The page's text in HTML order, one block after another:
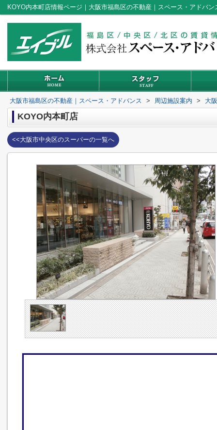
KOYO内本町店情報ページ｜大阪市福島区の不動産｜スペース・アドバン
大阪市福島区の不動産｜スペース・アドバンス > 周辺施設案内 > 大
KOYO内本町店
<<大阪市中央区のスーパーの一覧へ